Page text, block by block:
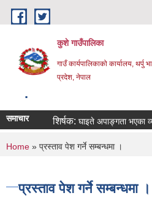
Skip to main content
कुशे गाउँपालिका
गाउँ कार्यपालिकाको कार्यालय, थर्पु
प्रदेश, नेपाल
.
समाचार शिर्षक:घाइते अपाङ्गता भएका
You are here
Home » प्रस्ताव पेश गर्ने सम्बन्धमा ।
प्रस्ताव पेश गर्ने सम्बन्धमा ।